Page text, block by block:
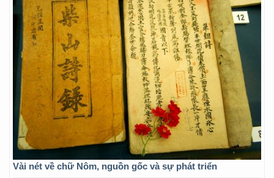
Vài nét về chữ Nôm, nguồn gốc và sự phát triển